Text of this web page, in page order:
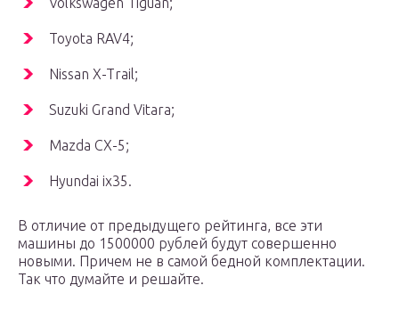
Toyota RAV4;
Nissan X-Trail;
Suzuki Grand Vitara;
Mazda CX-5;
Hyundai ix35.
В отличие от предыдущего рейтинга, все эти
машины до 1500000 рублей будут совершенно
новыми. Причем не в самой бедной комплектации.
Так что думайте и решайте.